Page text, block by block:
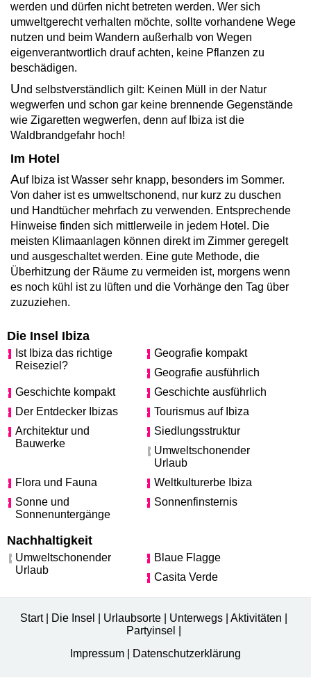
werden und dürfen nicht betreten werden. Wer sich
umweltgerecht verhalten möchte, sollte vorhandene Wege
nutzen und beim Wandern außerhalb von Wegen
eigenverantwortlich drauf achten, keine Pflanzen zu
beschädigen.
Und selbstverständlich gilt: Keinen Müll in der Natur
wegwerfen und schon gar keine brennende Gegenstände
wie Zigaretten wegwerfen, denn auf Ibiza ist die
Waldbrandgefahr hoch!
Im Hotel
Auf Ibiza ist Wasser sehr knapp, besonders im Sommer.
Von daher ist es umweltschonend, nur kurz zu duschen
und Handtücher mehrfach zu verwenden. Entsprechende
Hinweise finden sich mittlerweile in jedem Hotel. Die
meisten Klimaanlagen können direkt im Zimmer geregelt
und ausgeschaltet werden. Eine gute Methode, die
Überhitzung der Räume zu vermeiden ist, morgens wenn
es noch kühl ist zu lüften und die Vorhänge den Tag über
zuzuziehen.
Die Insel Ibiza
Ist Ibiza das richtige
Reiseziel?
Geografie kompakt
Geografie ausführlich
Geschichte kompakt
Geschichte ausführlich
Der Entdecker Ibizas
Tourismus auf Ibiza
Architektur und
Bauwerke
Siedlungsstruktur
Umweltschonender
Urlaub
Flora und Fauna
Weltkulturerbe Ibiza
Sonne und
Sonnenuntergänge
Sonnenfinsternis
Nachhaltigkeit
Umweltschonender
Urlaub
Blaue Flagge
Casita Verde
Start Die Insel Urlaubsorte Unterwegs Aktivitäten
Partyinsel
Impressum
Datenschutzerklärung